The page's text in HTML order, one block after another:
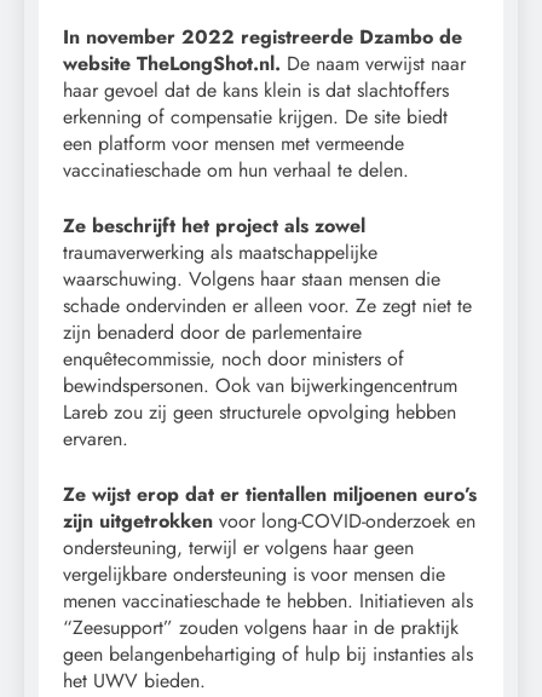
In november 2022 registreerde Dzambo de
website TheLongShot.nl. De naam verwijst naar
haar gevoel dat de kans klein is dat slachtoffers
erkenning of compensatie krijgen. De site biedt
een platform voor mensen met vermeende
vaccinatieschade om hun verhaal te delen.
Ze beschrijft het project als zowel
traumaverwerking als maatschappelijke
waarschuwing. Volgens haar staan mensen die
schade ondervinden er alleen voor. Ze zegt niet te
zijn benaderd door de parlementaire
enquêtecommissie, noch door ministers of
bewindspersonen. Ook van bijwerkingencentrum
Lareb zou zij geen structurele opvolging hebben
ervaren.
Ze wijst erop dat er tientallen miljoenen euro’s
zijn uitgetrokken voor long-COVID-onderzoek en
ondersteuning, terwijl er volgens haar geen
vergelijkbare ondersteuning is voor mensen die
menen vaccinatieschade te hebben. Initiatieven als
“Zeesupport” zouden volgens haar in de praktijk
geen belangenbehartiging of hulp bij instanties als
het UWV bieden.